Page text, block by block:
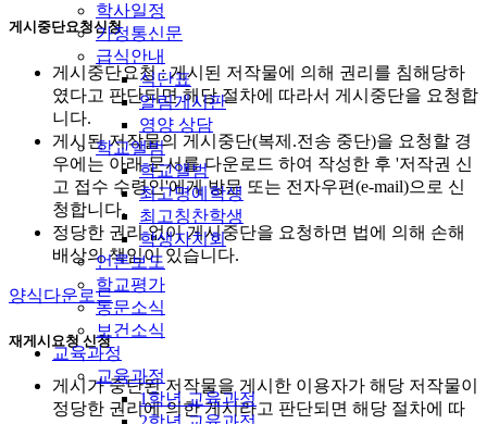
학사일정
가정통신문
급식안내
식단표
알림게시판
영양 상담
학교앨범
학교앨범
최고명예학생
최고칭찬학생
학생자치회
언론보도
학교평가
동문소식
보건소식
교육과정
교육과정
1학년 교육과정
게시중단요청신청
게시중단요청 : 게시된 저작물에 의해 권리를 침해당하
였다고 판단되면 해당 절차에 따라서 게시중단을 요청합
니다.
게시된 저작물의 게시중단(복제.전송 중단)을 요청할 경
우에는 아래 문서를 다운로드 하여 작성한 후 '저작권 신
고 접수 수령인'에게 방문 또는 전자우편(e-mail)으로 신
청합니다.
정당한 권리 없이 게시중단을 요청하면 법에 의해 손해
배상의 책임이 있습니다.
양식다운로드
재게시요청 신청
게시가 중단된 저작물을 게시한 이용자가 해당 저작물이
정당한 권리에 의한 게시라고 판단되면 해당 절차에 따